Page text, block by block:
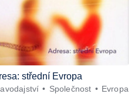
střední Evropa
Společnost Evropa